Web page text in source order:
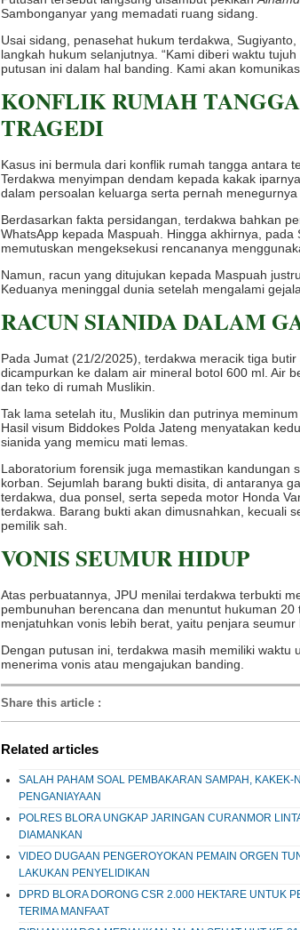
Sambonganyar yang memadati ruang sidang.
Usai sidang, penasehat hukum terdakwa,
langkah hukum selanjutnya. “Kami diberi waktu
putusan ini dalam hal banding. Kami akan
KONFLIK RUMAH
TRAGEDI
Kasus ini bermula dari konflik rumah tangga antara
Terdakwa menyimpan dendam kepada kakak
dalam persoalan keluarga serta pernah
Berdasarkan fakta persidangan, terdakwa bahkan
WhatsApp kepada Maspuah. Hingga akhirnya,
memutuskan mengeksekusi rencananya
Namun, racun yang ditujukan kepada Maspuah
Keduanya meninggal dunia setelah mengalami
RACUN SIANIDA DALAM
Pada Jumat (21/2/2025), terdakwa meracik tiga
dicampurkan ke dalam air mineral botol 600 ml. Air
dan teko di rumah Muslikin.
Tak lama setelah itu, Muslikin dan putrinya
Hasil visum Biddokes Polda Jateng menyatakan
sianida yang memicu mati lemas.
Laboratorium forensik juga memastikan kandungan
korban. Sejumlah barang bukti disita, di antaranya
terdakwa, dua ponsel, serta sepeda motor Honda
terdakwa. Barang bukti akan dimusnahkan, kecuali
pemilik sah.
VONIS SEUMUR HIDUP
Atas perbuatannya, JPU menilai terdakwa terbukti
pembunuhan berencana dan menuntut hukuman
menjatuhkan vonis lebih berat, yaitu penjara seumur
Dengan putusan ini, terdakwa masih memiliki waktu
menerima vonis atau mengajukan banding.
Share this article :
Related articles
SALAH PAHAM SOAL PEMBAKARAN SAMPAH, KAKEK-
PENGANIAYAAN
POLRES BLORA UNGKAP JARINGAN CURANMOR
DIAMANKAN
VIDEO DUGAAN PENGEROYOKAN PEMAIN ORGEN
LAKUKAN PENYELIDIKAN
DPRD BLORA DORONG CSR 2.000 HEKTARE UNTUK
TERIMA MANFAAT